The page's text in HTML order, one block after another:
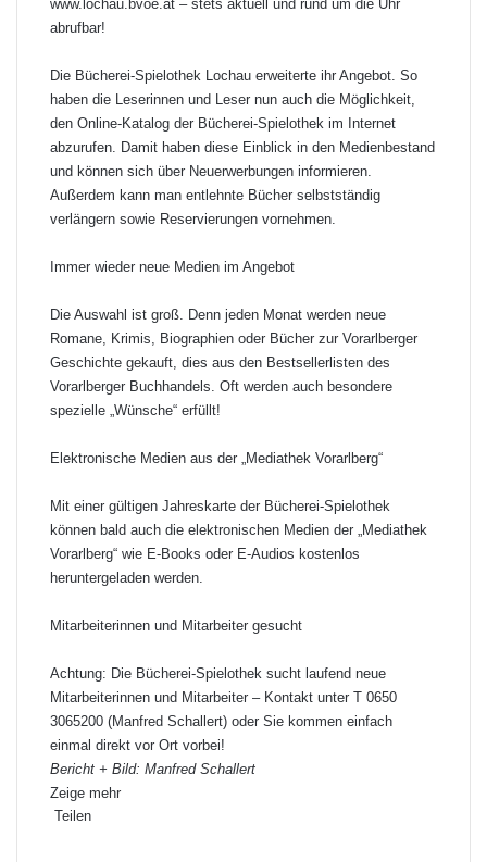
www.lochau.bvoe.at – stets aktuell und rund um die Uhr
abrufbar!
Die Bücherei-Spielothek Lochau erweiterte ihr Angebot. So
haben die Leserinnen und Leser nun auch die Möglichkeit,
den Online-Katalog der Bücherei-Spielothek im Internet
abzurufen. Damit haben diese Einblick in den Medienbestand
und können sich über Neuerwerbungen informieren.
Außerdem kann man entlehnte Bücher selbstständig
verlängern sowie Reservierungen vornehmen.
Immer wieder neue Medien im Angebot
Die Auswahl ist groß. Denn jeden Monat werden neue
Romane, Krimis, Biographien oder Bücher zur Vorarlberger
Geschichte gekauft, dies aus den Bestsellerlisten des
Vorarlberger Buchhandels. Oft werden auch besondere
spezielle „Wünsche“ erfüllt!
Elektronische Medien aus der „Mediathek Vorarlberg“
Mit einer gültigen Jahreskarte der Bücherei-Spielothek
können bald auch die elektronischen Medien der „Mediathek
Vorarlberg“ wie E-Books oder E-Audios kostenlos
heruntergeladen werden.
Mitarbeiterinnen und Mitarbeiter gesucht
Achtung: Die Bücherei-Spielothek sucht laufend neue
Mitarbeiterinnen und Mitarbeiter – Kontakt unter T 0650
3065200 (Manfred Schallert) oder Sie kommen einfach
einmal direkt vor Ort vorbei!
Bericht + Bild: Manfred Schallert
Zeige mehr
Teilen